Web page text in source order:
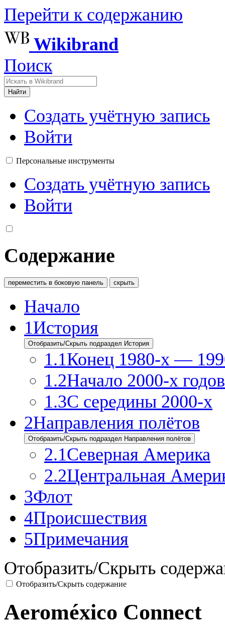
Перейти к содержанию
Wikibrand
Поиск
Найти
Создать учётную запись
Войти
Персональные инструменты
Создать учётную запись
Войти
Содержание
переместить в боковую панель скрыть
Начало
1История
Отобразить/Скрыть подраздел История
1.1Конец 1980-х —
1.2Начало 2000-х годов
1.3С середины 2000-х
2Направления полётов
Отобразить/Скрыть подраздел Направления полётов
2.1Северная Америка
2.2Центральная
3Флот
4Происшествия
5Примечания
Отобразить/Скрыть
Отобразить/Скрыть содержание
Aeroméxico Connect